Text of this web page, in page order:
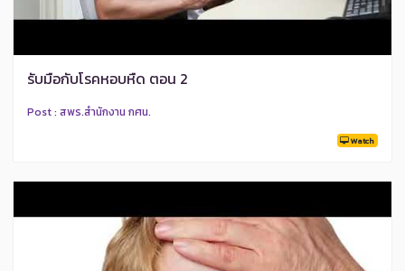
รับมือกับโรคหอบหืด ตอน 2
Post : สพร.สำนักงาน กศน.
Watch